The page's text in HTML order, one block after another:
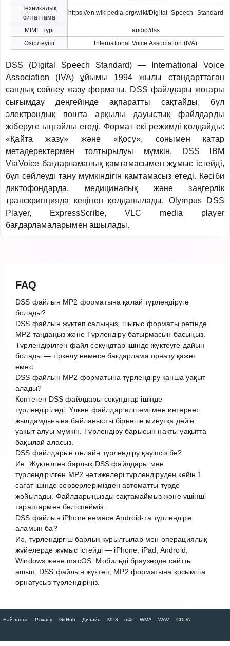
Техникалық
сипаттама
https://en.wikipedia.org/wiki/Digital_Speech_Standard
MIME түрі
audio/dss
Әзірлеуші
International Voice Association (IVA)
DSS (Digital Speech Standard) — International Voice
Association (IVA) ұйымы 1994 жылы стандарттаған
сандық сөйлеу жазу форматы. DSS файлдары жоғары
сығымдау деңгейінде ақпаратты сақтайды, бұл
электрондық пошта арқылы дауыстық файлдарды
жіберуге ыңғайлы етеді. Формат екі режимді қолдайды:
«Қайта жазу» және «Қосу», сонымен қатар
метадеректермен толтырылуы мүмкін. DSS IBM
ViaVoice бағдарламалық қамтамасымен жұмыс істейді,
бұл сөйлеуді тану мүмкіндігін қамтамасыз етеді. Кәсіби
диктофондарда, медициналық және заңгерлік
транскрипцияда кеңінен қолданылады. Olympus DSS
Player, ExpressScribe, VLC media player
бағдарламаларымен ашылады.
FAQ
DSS файлын MP2 форматына қалай түрлендіруге
болады?
DSS файлын жүктеп салыңыз, шығыс форматы ретінде
MP2 таңдаңыз және Түрлендіру батырмасын басыңыз.
Түрлендірілген файл секундтар ішінде жүктеуге дайын
болады — тіркелу немесе бағдарлама орнату қажет
емес.
DSS файлын MP2 форматына түрлендіру қанша уақыт
алады?
Көптеген DSS файлдары секундтар ішінде
түрлендіріледі. Үлкен файлдар өлшемі мен интернет
жылдамдығына байланысты бірнеше минутқа дейін
уақыт алуы мүмкін. Түрлендіру барысын нақты уақытта
бақылай аласыз.
DSS файлдарын онлайн түрлендіру қауіпсіз бе?
Иә. Жүктелген барлық DSS файлдары мен
түрлендірілген MP2 нәтижелері түрлендіруден кейін 1
сағат ішінде серверлерімізден автоматты түрде
жойылады. Файлдарыңызды сақтамаймыз және үшінші
тараптармен бөліспейміз.
DSS файлын iPhone немесе Android-та түрлендіре
аламын ба?
Иә, түрлендіргіш барлық құрылғылар мен операциялық
жүйелерде жұмыс істейді — iPhone, iPad, Android,
Windows және macOS. Мобильді браузерде сайтты
ашып, DSS файлын жүктеп, MP2 форматына қосымша
орнатусыз түрлендіріңіз.
Байланыс Privacy GitHub Дизайн MP3 m4r WMA WAV CDDA